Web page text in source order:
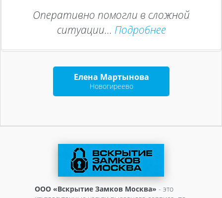
Оперативно помогли в сложной
ситуации... Подробнее
Елена Мартынова
Новогиреево
ООО «Вскрытие Замков Москва» - это